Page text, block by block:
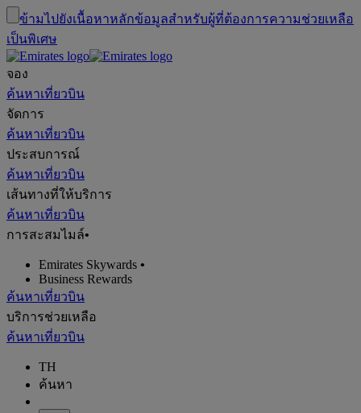
ข้ามไปยังเนื้อหาหลักข้อมูลสำหรับผู้ที่ต้องการความช่วยเหลือ
เป็นพิเศษ
จอง
ค้นหาเที่ยวบิน
จัดการ
ค้นหาเที่ยวบิน
ประสบการณ์
ค้นหาเที่ยวบิน
เส้นทางที่ให้บริการ
ค้นหาเที่ยวบิน
การสะสมไมล์•
Emirates Skywards •
Business Rewards
ค้นหาเที่ยวบิน
บริการช่วยเหลือ
ค้นหาเที่ยวบิน
TH
ค้นหา